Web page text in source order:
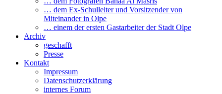
… dem Ex-Schulleiter und Vorsitzender von
Miteinander in Olpe
… einem der ersten Gastarbeiter der Stadt Olpe
Archiv
geschafft
Presse
Kontakt
Impressum
Datenschutzerklärung
internes Forum